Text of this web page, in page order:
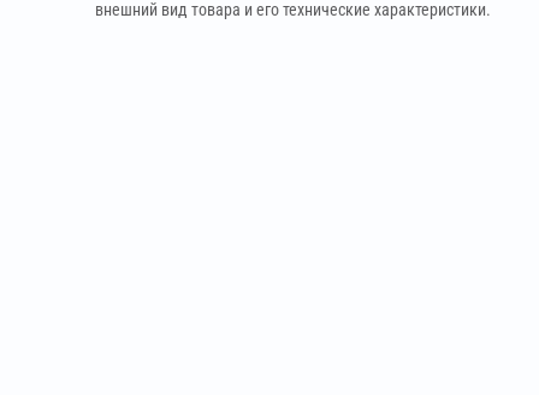
внешний вид товара и его технические характеристики.